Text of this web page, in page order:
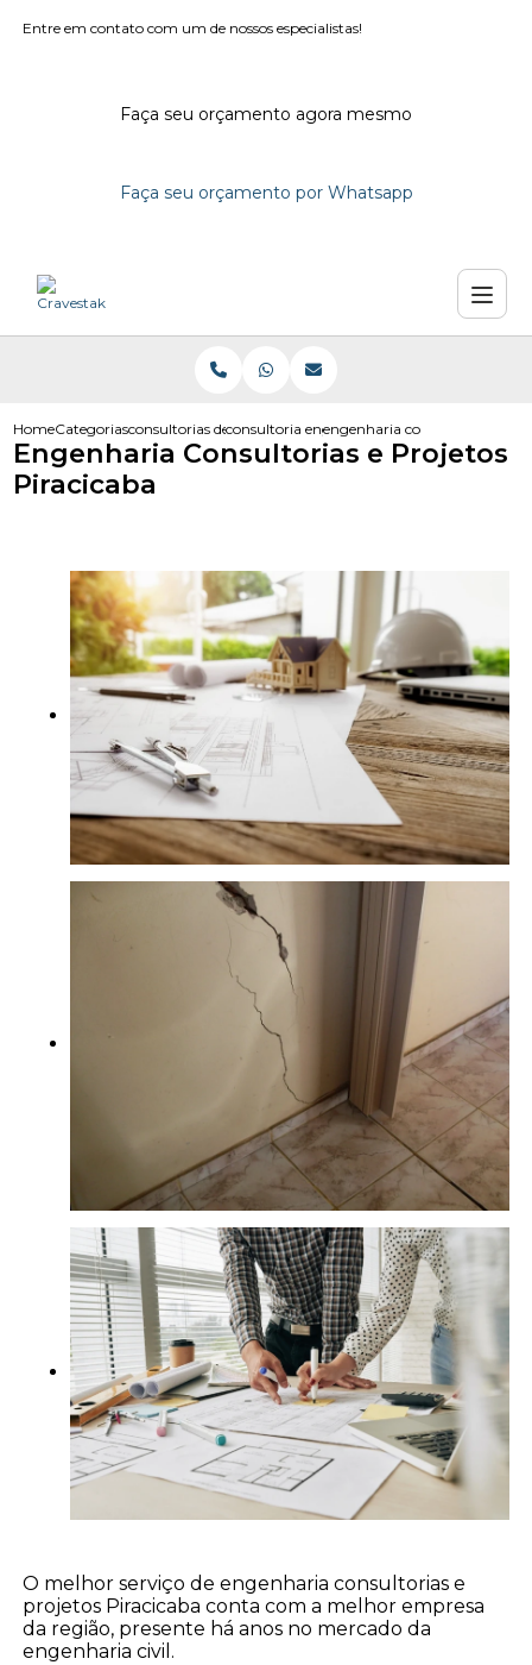
Entre em contato com um de nossos especialistas!
Faça seu orçamento agora mesmo
Faça seu orçamento por Whatsapp
HomeCategoriasconsultorias de engenhariaconsultoria engenharia em campinas
engenharia consultorias e
Engenharia Consultorias e Projetos
Piracicaba
O melhor serviço de engenharia consultorias e
projetos Piracicaba conta com a melhor empresa
da região, presente há anos no mercado da
engenharia civil.